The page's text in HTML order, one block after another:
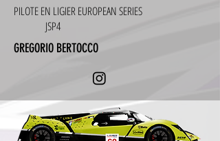
PILOTE EN LIGIER EUROPEAN SERIES
JSP4
GREGORIO BERTOCCO